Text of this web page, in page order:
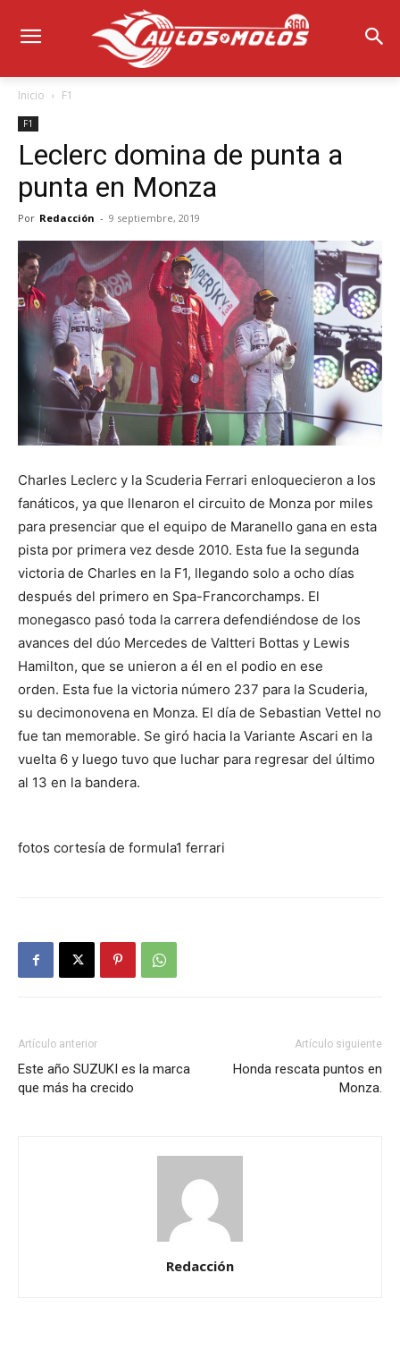
Inicio F1
F1
Leclerc domina de punta a
punta en Monza
Por Redacción - 9 septiembre, 2019
Charles Leclerc y la Scuderia Ferrari enloquecieron a los
fanáticos, ya que llenaron el circuito de Monza por miles
para presenciar que el equipo de Maranello gana en esta
pista por primera vez desde 2010. Esta fue la segunda
victoria de Charles en la F1, llegando solo a ocho días
después del primero en Spa-Francorchamps. El
monegasco pasó toda la carrera defendiéndose de los
avances del dúo Mercedes de Valtteri Bottas y Lewis
Hamilton, que se unieron a él en el podio en ese
orden. Esta fue la victoria número 237 para la Scuderia,
su decimonovena en Monza. El día de Sebastian Vettel no
fue tan memorable. Se giró hacia la Variante Ascari en la
vuelta 6 y luego tuvo que luchar para regresar del último
al 13 en la bandera.
fotos cortesía de formula1 ferrari
Artículo anterior
Este año SUZUKI es la marca
que más ha crecido
Artículo siguiente
Honda rescata puntos en
Monza.
Redacción